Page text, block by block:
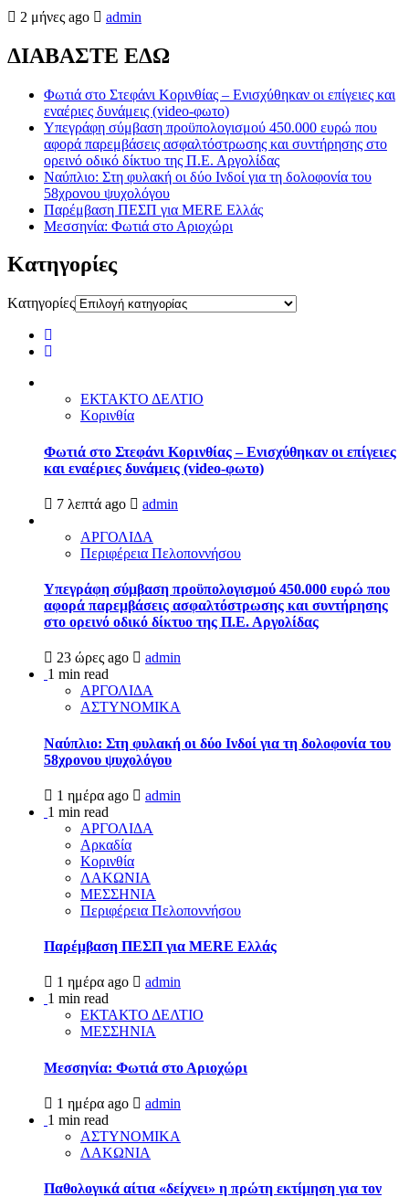
2 μήνες ago admin
ΔΙΑΒΑΣΤΕ ΕΔΩ
Φωτιά στο Στεφάνι Κορινθίας – Ενισχύθηκαν οι επίγειες και
εναέριες δυνάμεις (video-φωτο)
Υπεγράφη σύμβαση προϋπολογισμού 450.000 ευρώ που
αφορά παρεμβάσεις ασφαλτόστρωσης και συντήρησης στο
ορεινό οδικό δίκτυο της Π.Ε. Αργολίδας
Ναύπλιο: Στη φυλακή οι δύο Ινδοί για τη δολοφονία του
58χρονου ψυχολόγου
Παρέμβαση ΠΕΣΠ για MERE Ελλάς
Μεσσηνία: Φωτιά στο Αριοχώρι
Kατηγορίες
Kατηγορίες
ΕΚΤΑΚΤΟ ΔΕΛΤΙΟ
Κορινθία
Φωτιά στο Στεφάνι Κορινθίας – Ενισχύθηκαν οι επίγειες
και εναέριες δυνάμεις (video-φωτο)
7 λεπτά ago admin
ΑΡΓΟΛΙΔΑ
Περιφέρεια Πελοποννήσου
Υπεγράφη σύμβαση προϋπολογισμού 450.000 ευρώ που
αφορά παρεμβάσεις ασφαλτόστρωσης και συντήρησης
στο ορεινό οδικό δίκτυο της Π.Ε. Αργολίδας
23 ώρες ago
admin
1 min read
ΑΡΓΟΛΙΔΑ
ΑΣΤΥΝΟΜΙΚΑ
Ναύπλιο: Στη φυλακή οι δύο Ινδοί για τη δολοφονία του
58χρονου ψυχολόγου
1 ημέρα ago
admin
1 min read
ΑΡΓΟΛΙΔΑ
Αρκαδία
Κορινθία
ΛΑΚΩΝΙΑ
ΜΕΣΣΗΝΙΑ
Περιφέρεια Πελοποννήσου
Παρέμβαση ΠΕΣΠ για MERE Ελλάς
1 ημέρα ago
admin
1 min read
ΕΚΤΑΚΤΟ ΔΕΛΤΙΟ
ΜΕΣΣΗΝΙΑ
Μεσσηνία: Φωτιά στο Αριοχώρι
1 ημέρα ago
admin
1 min read
ΑΣΤΥΝΟΜΙΚΑ
ΛΑΚΩΝΙΑ
Παθολογικά αίτια «δείχνει» η πρώτη εκτίμηση για τον